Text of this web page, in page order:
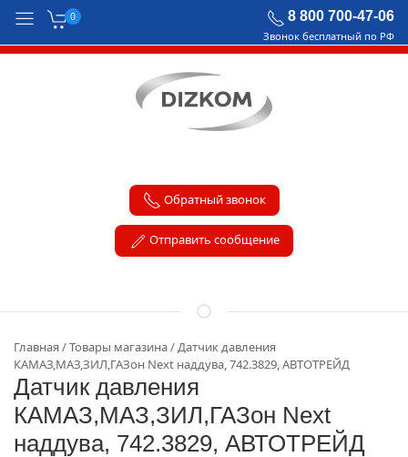
0 8 800 700-47-06
Звонок бесплатный по РФ
Обратный звонок
Отправить сообщение
Главная Товары магазина
Датчик давления
КАМАЗ,МАЗ,ЗИЛ,ГАЗон Next наддува, 742.3829, АВТОТРЕЙД
Датчик давления
КАМАЗ,МАЗ,ЗИЛ,ГАЗон Next
наддува, 742.3829, АВТОТРЕЙД